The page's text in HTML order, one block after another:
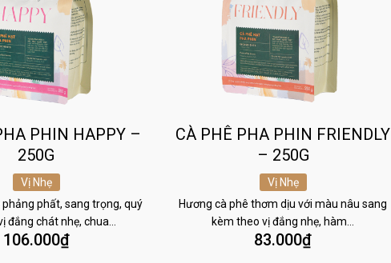
PHIN HAPPY –
250G
Vị Nhẹ
phảng phất, sang trọng, quý
đắng chát nhẹ, chua…
106.000₫
CÀ PHÊ PHA PHIN FRIENDLY
– 250G
Vị Nhẹ
Hương cà phê thơm dịu với màu nâu sang
kèm theo vị đắng nhẹ, hàm…
83.000₫